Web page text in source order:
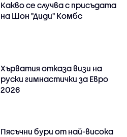
Какво се случва с присъдата
на Шон "Диди" Комбс
Хърватия отказа визи на
руски гимнастички за Евро
2026
Пясъчни бури от най-висока